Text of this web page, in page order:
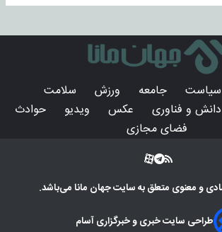
سیاست جامعه ورزش
سلامت
دانش و فناوری عکس ویدیو
حوادث
فضای مجازی
و معنوی متعلق به سایتجهان مانامی‌باشد.
طراحی سایت خبری و خبرگزاری آسام